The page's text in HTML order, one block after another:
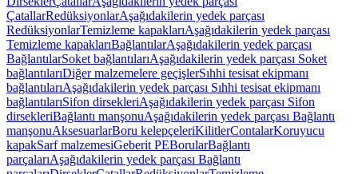
ÇatallarRedüksiyonlarAşağıdakilerin yedek parçası
RedüksiyonlarTemizleme kapaklarıAşağıdakilerin yedek parçası
Temizleme kapaklarıBağlantılarAşağıdakilerin yedek parçası
BağlantılarSoket bağlantılarıAşağıdakilerin yedek parçası Soket
bağlantılarıDiğer malzemelere geçişlerSıhhi tesisat ekipmanı
bağlantılarıAşağıdakilerin yedek parçası Sıhhi tesisat ekipmanı
bağlantılarıSifon dirsekleriAşağıdakilerin yedek parçası Sifon
dirsekleriBağlantı manşonuAşağıdakilerin yedek parçası Bağlantı
manşonuAksesuarlarBoru kelepçeleriKilitlerContalarKoruyucu
kapakSarf malzemesiGeberit PEBorularBağlantı
parçalarıAşağıdakilerin yedek parçası Bağlantı